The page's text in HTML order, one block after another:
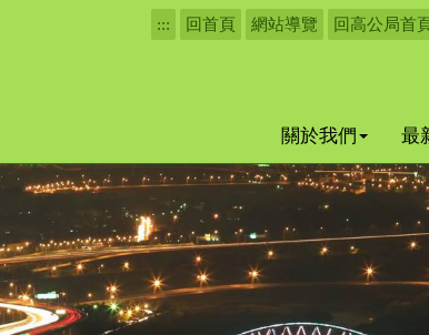
::: 回首頁 網站導覽 回高公局首
關於我們 最